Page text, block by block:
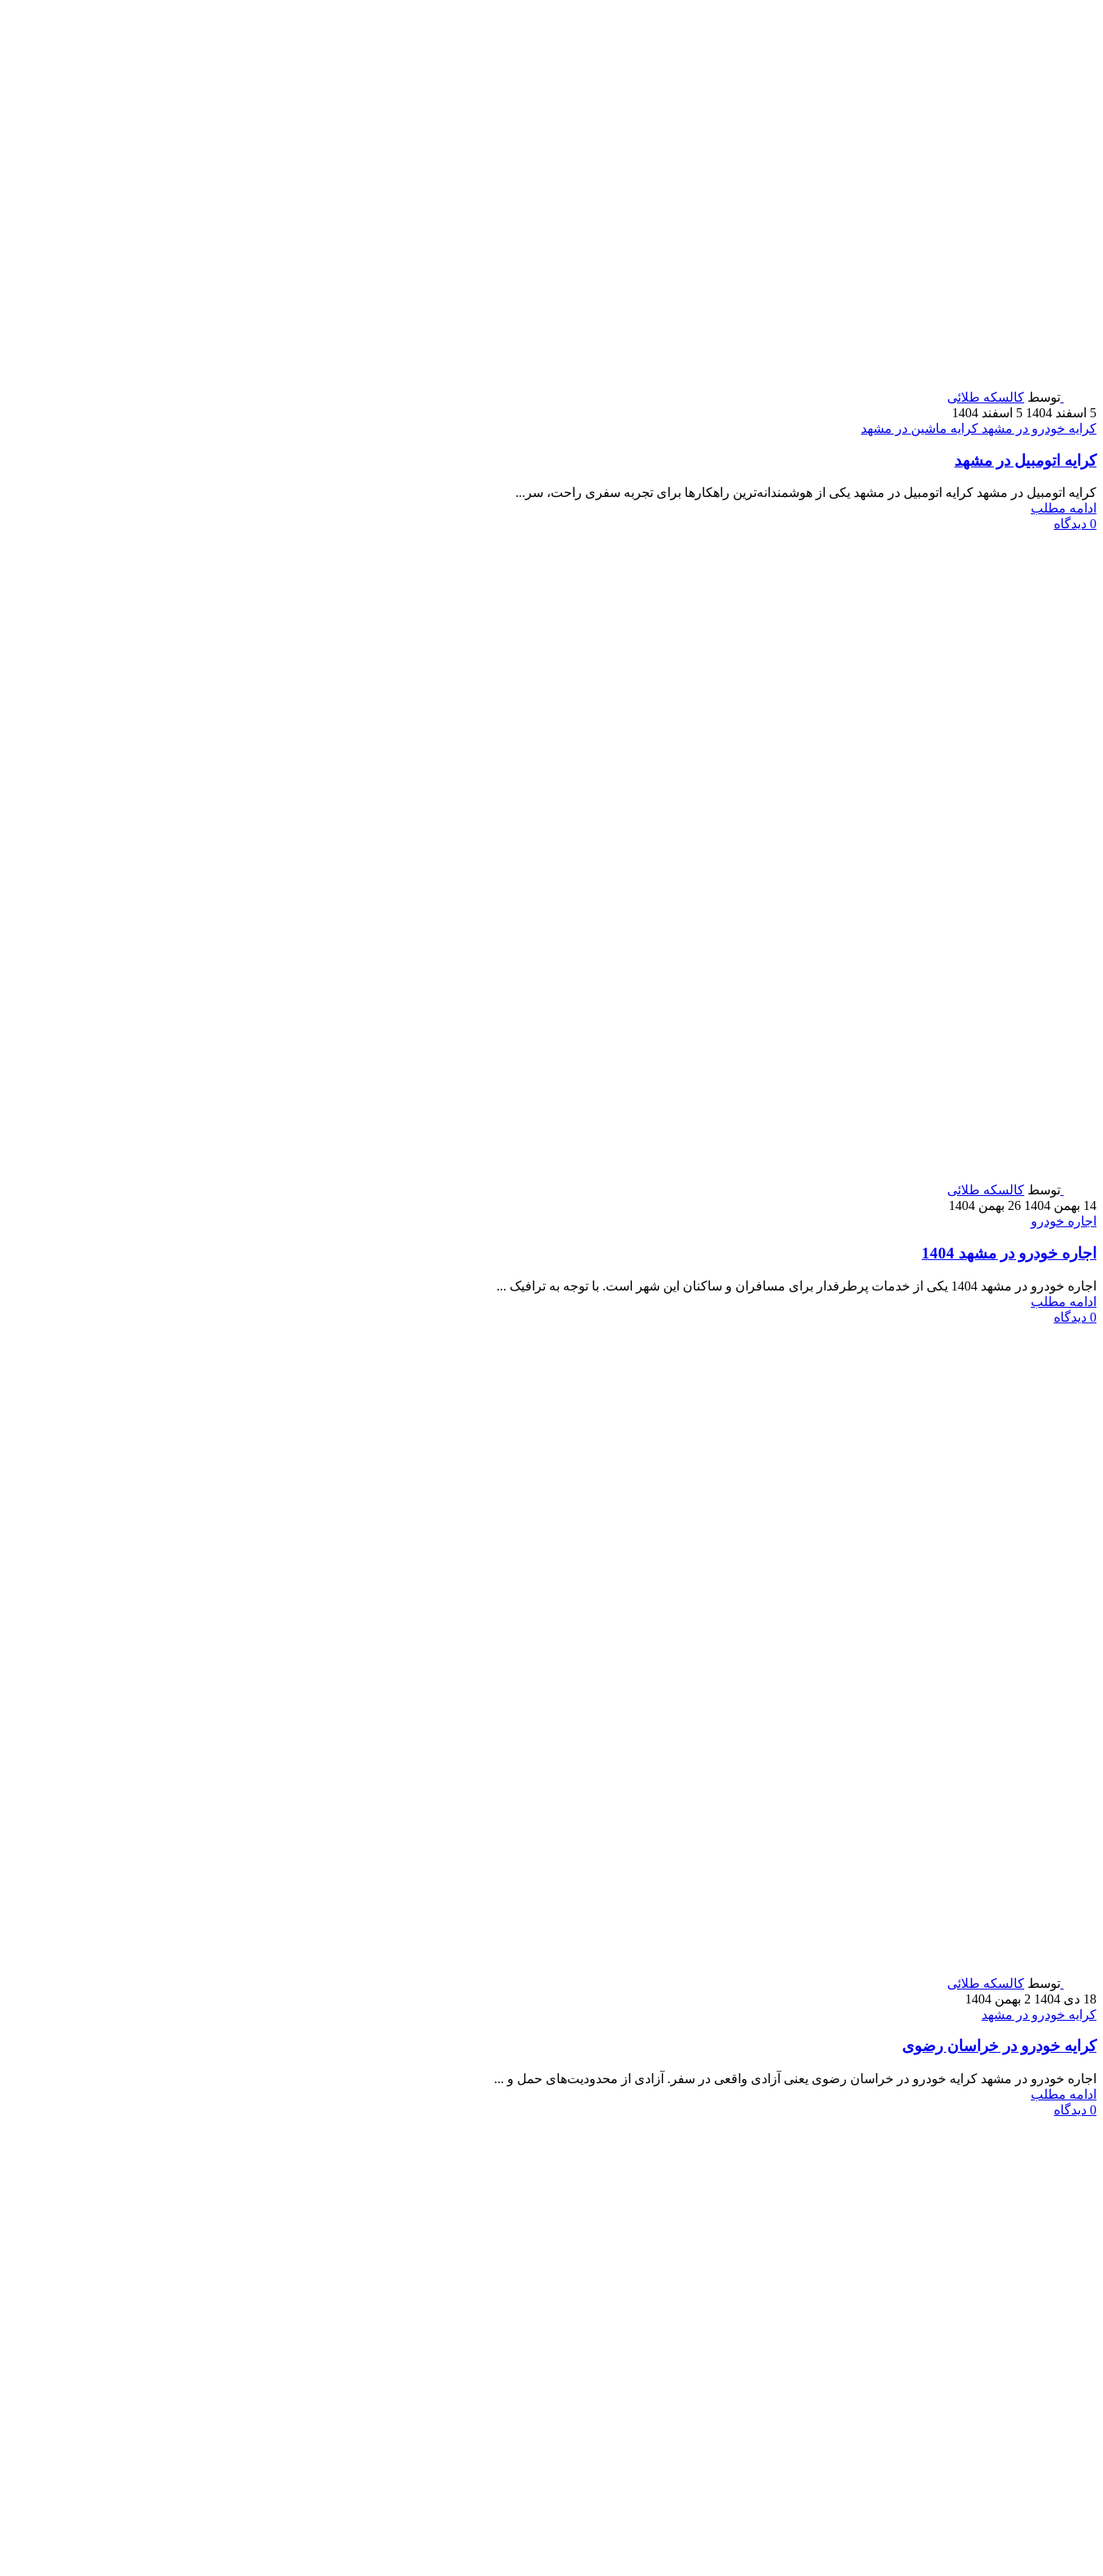
توسط کالسکه طلائی
5 اسفند 1404
5 اسفند 1404
کرایه خودرو در مشهد کرایه ماشین در مشهد
کرایه اتومبیل در مشهد
کرایه اتومبیل در مشهد کرایه اتومبیل در مشهد یکی از هوشمندانه‌ترین راهکارها برای تجربه سفری راحت، سر...
ادامه مطلب
0 دیدگاه
توسط کالسکه طلائی
14 بهمن 1404
26 بهمن 1404
اجاره خودرو
اجاره خودرو در مشهد 1404
اجاره خودرو در مشهد 1404 یکی از خدمات پرطرفدار برای مسافران و ساکنان این شهر است. با توجه به ترافیک ...
ادامه مطلب
0 دیدگاه
توسط کالسکه طلائی
18 دی 1404
2 بهمن 1404
کرایه خودرو در مشهد
کرایه خودرو در خراسان رضوی
اجاره خودرو در مشهد کرایه خودرو در خراسان رضوی یعنی آزادی واقعی در سفر. آزادی از محدودیت‌های حمل و ...
ادامه مطلب
0 دیدگاه